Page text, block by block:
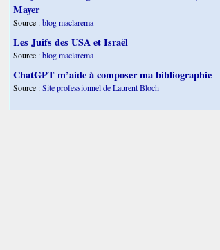
Mayer
Source :blog maclarema
Les Juifs des USA et Israël
Source :blog maclarema
ChatGPT m’aide à composer ma bibliographie
Source :Site professionnel de Laurent Bloch